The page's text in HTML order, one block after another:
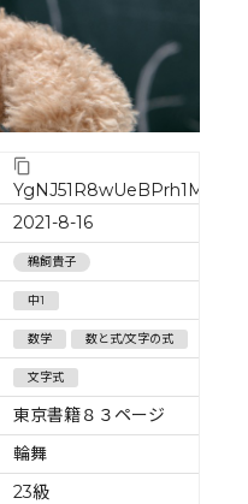
YgNJ51R8wUeBPrh1MNEZ
2021-8-16
鵜飼貴子
中1
数学 数と式/文字の式
文字式
東京書籍８３ページ
輪舞
23級